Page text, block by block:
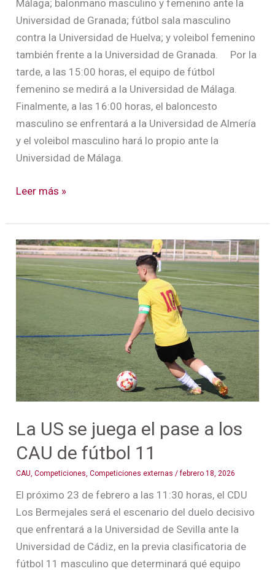
Málaga; balonmano masculino y femenino ante la
Universidad de Granada; fútbol sala masculino
contra la Universidad de Huelva; y voleibol femenino
también frente a la Universidad de Granada. Por la
tarde, a las 15:00 horas, el equipo de fútbol
femenino se medirá a la Universidad de Málaga.
Finalmente, a las 16:00 horas, el baloncesto
masculino se enfrentará a la Universidad de Almería
y el voleibol masculino hará lo propio ante la
Universidad de Málaga.
Leer más »
La US se juega el pase a los
CAU de fútbol 11
CAU,Competiciones,Competiciones externas /febrero 18, 2026
El próximo 23 de febrero a las 11:30 horas, el CDU
Los Bermejales será el escenario del duelo decisivo
que enfrentará a la Universidad de Sevilla ante la
Universidad de Cádiz, en la previa clasificatoria de
fútbol 11 masculino que determinará qué equipo
La
US
se
pase
a
los
CAU
de
fútbol
11